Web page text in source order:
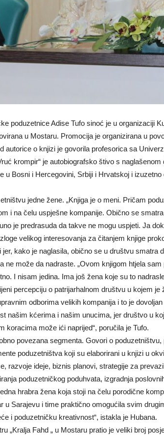
poduzetnice Adise Tufo sinoć je u organizaciji
u Mostaru. Promocija je organizirana u
autorice o knjizi je govorila profesorica sa
krompir“ je autobiografsko štivo s naglašenom
u Bosni i Hercegovini, Srbiji i Hrvatskoj i izuzetno
jedne žene. „Knjiga je o meni. Pričam
i na čelu uspješne kompanije. Obično se
je predrasuda da takve ne mogu uspjeti. Ja
velikog interesovanja za čitanjem knjige
kako je naglasila, obično se u društvu smatra
ne može da nadraste. „Ovom knjigom htjela sam
I nisam jedina. Ima još žena koje su to
percepciju o patrijarhalnom društvu u kojem je
odborima velikih kompanija i to je
našim kćerima i našim unucima, jer društvo u
može ići naprijed“, poručila je Tufo.
povezana segmenta. Govori o poduzetništvu,
poduzetništva koji su elaborirani u knjizi u
razvoje ideje, biznis planovi, strategije za
poduzetničkog poduhvata, izgradnja
hrabra žena koja stoji na čelu porodične
u Sarajevu i time praktično omogućila svim
i poduzetničku kreativnost“, istakla je Hubana.
„Kralja Fahd „ u Mostaru pratio je veliki broj